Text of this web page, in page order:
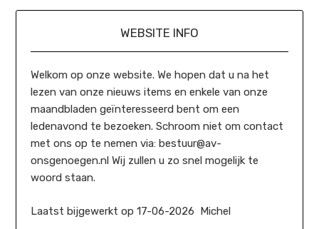
WEBSITE INFO
Welkom op onze website. We hopen dat u na het
lezen van onze nieuws items en enkele van onze
maandbladen geïnteresseerd bent om een
ledenavond te bezoeken. Schroom niet om contact
met ons op te nemen via: bestuur@av-
onsgenoegen.nl Wij zullen u zo snel mogelijk te
woord staan.
Laatst bijgewerkt op 17-06-2026 Michel